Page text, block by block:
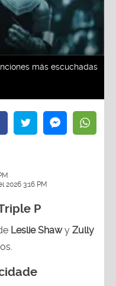
más escuchadas
2026 3:16 PM
P
Leslie Shawy Zully